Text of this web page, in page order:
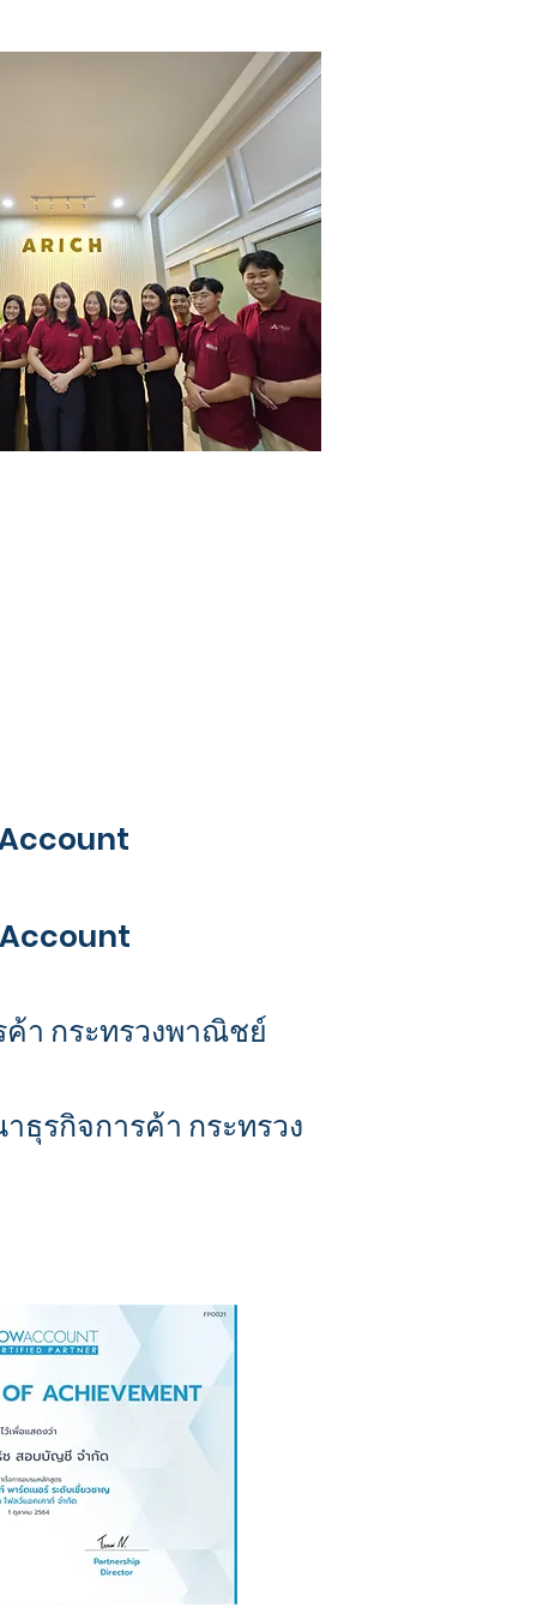
า กระทรวงพาณิชย์
รกิจการค้า กระทรวง